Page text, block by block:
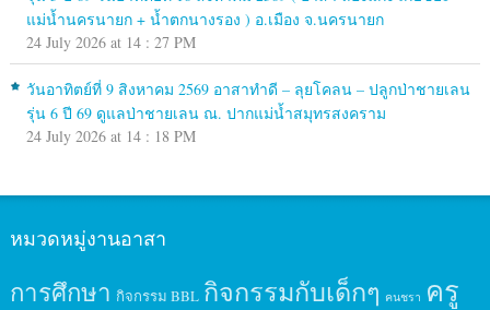
แม่น้ำนครนายก + น้ำตกนางรอง ) อ.เมือง จ.นครนายก
24 July 2026 at 14 : 27 PM
วันอาทิตย์ที่ 9 สิงหาคม 2569 อาสาทำดี – ลุยโคลน – ปลูกป่าชายเลน
รุ่น 6 ปี 69 ดูแลป่าชายเลน ณ. ปากแม่น้ำสมุทรสงคราม
24 July 2026 at 14 : 18 PM
หมวดหมู่งานอาสา
การศึกษา กิจกรรม BBL กิจกรรมกับเด็กๆ คนชรา ครู